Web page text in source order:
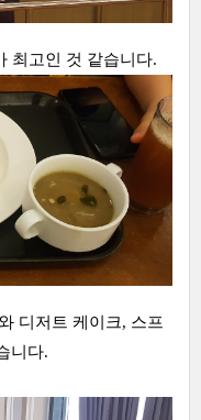
최고인 것 같습니다.
디저트 케이크, 스프
니다.